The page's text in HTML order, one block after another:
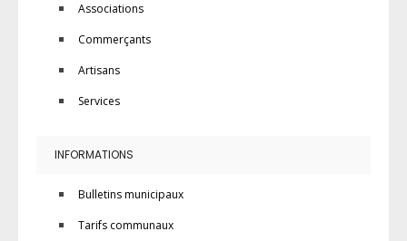
Associations
Commerçants
Artisans
Services
INFORMATIONS
Bulletins municipaux
Tarifs communaux